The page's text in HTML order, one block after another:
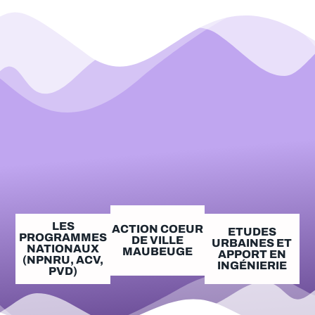
LES
PROGRAMMES
NATIONAUX
(NPNRU, ACV,
PVD)
ACTION COEUR
DE VILLE
MAUBEUGE
ETUDES
URBAINES ET
APPORT EN
INGÉNIERIE